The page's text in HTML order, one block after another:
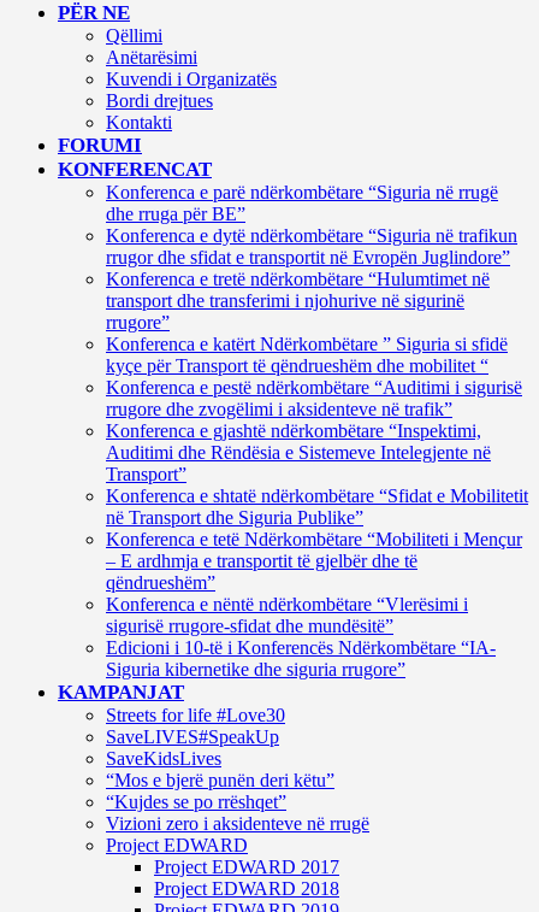
PËR NE
Qëllimi
Anëtarësimi
Kuvendi i Organizatës
Bordi drejtues
Kontakti
FORUMI
KONFERENCAT
Konferenca e parë ndërkombëtare “Siguria në rrugë
dhe rruga për BE”
Konferenca e dytë ndërkombëtare “Siguria në trafikun
rrugor dhe sfidat e transportit në Evropën Juglindore”
Konferenca e tretë ndërkombëtare “Hulumtimet në
transport dhe transferimi i njohurive në sigurinë
rrugore”
Konferenca e katërt Ndërkombëtare ” Siguria si sfidë
kyçe për Transport të qëndrueshëm dhe mobilitet “
Konferenca e pestë ndërkombëtare “Auditimi i sigurisë
rrugore dhe zvogëlimi i aksidenteve në trafik”
Konferenca e gjashtë ndërkombëtare “Inspektimi,
Auditimi dhe Rëndësia e Sistemeve Intelegjente në
Transport”
Konferenca e shtatë ndërkombëtare “Sfidat e Mobilitetit
në Transport dhe Siguria Publike”
Konferenca e tetë Ndërkombëtare “Mobiliteti i Mençur
– E ardhmja e transportit të gjelbër dhe të
qëndrueshëm”
Konferenca e nëntë ndërkombëtare “Vlerësimi i
sigurisë rrugore-sfidat dhe mundësitë”
Edicioni i 10-të i Konferencës Ndërkombëtare “IA-
Siguria kibernetike dhe siguria rrugore”
KAMPANJAT
Streets for life #Love30
SaveLIVES#SpeakUp
SaveKidsLives
“Mos e bjerë punën deri këtu”
“Kujdes se po rrëshqet”
Vizioni zero i aksidenteve në rrugë
Project EDWARD
Project EDWARD 2017
Project EDWARD 2018